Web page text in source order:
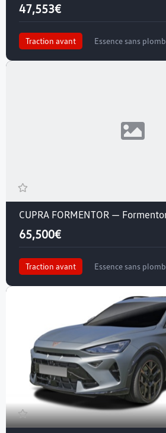
47,553€
Traction avant Essence sans plomb
65,500€
Traction avant Essence sans plomb